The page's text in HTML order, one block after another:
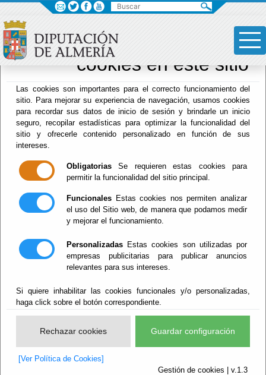
Sus opciones en
relación al uso de
cookies en este sitio
Las cookies son importantes para el correcto funcionamiento del
sitio. Para mejorar su experiencia de navegación, usamos cookies
para recordar sus datos de inicio de sesión y brindarle un inicio
seguro, recopilar estadísticas para optimizar la funcionalidad del
sitio y ofrecerle contenido personalizado en función de sus
intereses.
Obligatorias Se requieren estas cookies para
permitir la funcionalidad del sitio principal.
Funcionales Estas cookies nos permiten analizar
el uso del Sitio web, de manera que podamos medir
y mejorar el funcionamiento.
Personalizadas Estas cookies son utilizadas por
empresas publicitarias para publicar anuncios
relevantes para sus intereses.
Si quiere inhabilitar las cookies funcionales y/o personalizadas,
haga click sobre el botón correspondiente.
Rechazar cookies Guardar configuración
[Ver Política de Cookies]
Gestión de cookies | v.1.3
Drogodependencias
Menú Hacienda
Inicio -
FOLLETOS
Información General SPDA(español, inglés,
francés, rumano, árabe)
Y ahora, ¿qué hago?. Cuando descubres que tu hijo
consume alguna droga. Información para padres y
Prevención en el Ámbito Familiar
Programa de Hábitos de Vida Saludable